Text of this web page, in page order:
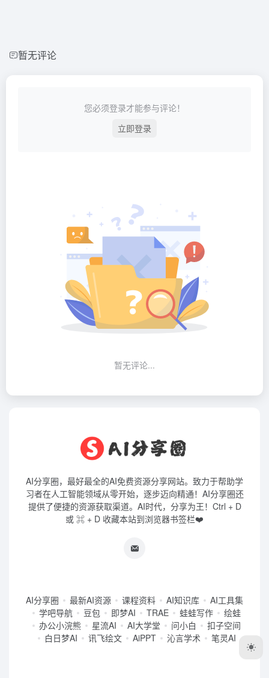
暂无评论
您必须登录才能参与评论！
立即登录
暂无评论...
AI分享圈，最好最全的AI免费资源分享网站。致力于帮助学
习者在人工智能领域从零开始，逐步迈向精通！AI分享圈还
提供了便捷的资源获取渠道。AI时代，分享为王！Ctrl + D
或 ⌘ + D 收藏本站到浏览器书签栏❤️
AI分享圈 最新AI资源 课程资料 AI知识库
AI工具集
学吧导航
豆包 即梦AI TRAE 蛙蛙写作
绘蛙
办公小浣熊
星流AI AI大学堂 问小白
扣子空间
白日梦AI
讯飞绘文 AiPPT 沁言学术 笔灵AI